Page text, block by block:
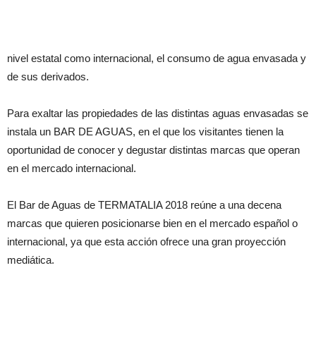
nivel estatal como internacional, el consumo de agua envasada y
de sus derivados.
Para exaltar las propiedades de las distintas aguas envasadas se
instala un BAR DE AGUAS, en el que los visitantes tienen la
oportunidad de conocer y degustar distintas marcas que operan
en el mercado internacional.
El Bar de Aguas de TERMATALIA 2018 reúne a una decena
marcas que quieren posicionarse bien en el mercado español o
internacional, ya que esta acción ofrece una gran proyección
mediática.